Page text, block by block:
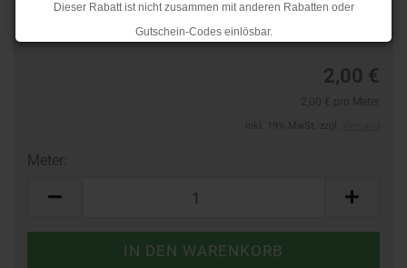
Dieser Rabatt ist nicht zusammen mit anderen Rabatten oder
Gutschein-Codes einlösbar.
Ab dem 17.08.2026 versenden wir wieder wie gewohnt. Aufgrund des
2,00 €
Meter: